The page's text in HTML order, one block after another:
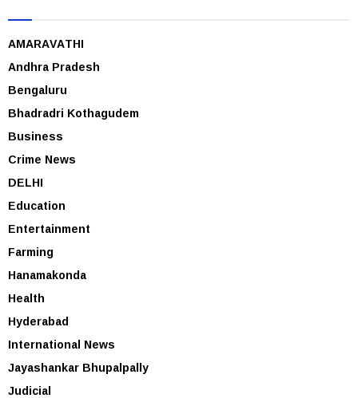
AMARAVATHI
Andhra Pradesh
Bengaluru
Bhadradri Kothagudem
Business
Crime News
DELHI
Education
Entertainment
Farming
Hanamakonda
Health
Hyderabad
International News
Jayashankar Bhupalpally
Judicial